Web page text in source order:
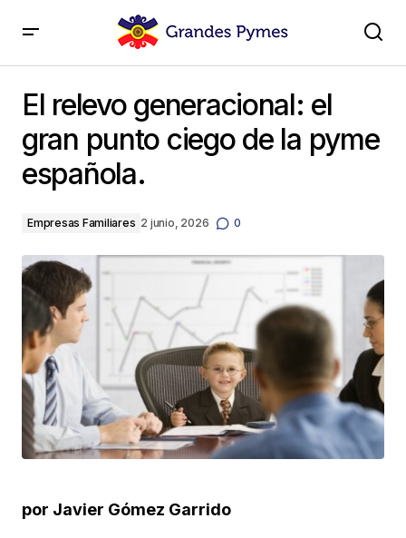
pyme española.
El relevo generacional: el
gran punto ciego de la pyme
española.
Empresas Familiares 2 junio, 2026 0
por Javier Gómez Garrido